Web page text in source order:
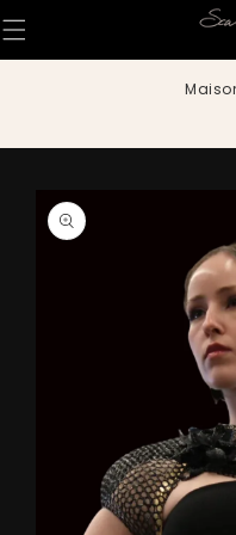
PASSER AU
CONTENU
INFORMATIONS
PRODUITS